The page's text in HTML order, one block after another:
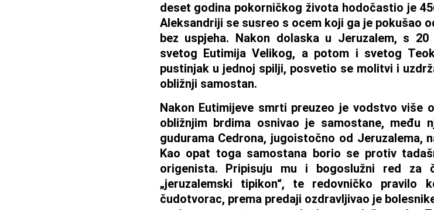
deset godina pokorničkog života hodočastio je
Aleksandriji se susreo s ocem koji ga je pokušao
bez uspjeha. Nakon dolaska u Jeruzalem, s
svetog Eutimija Velikog, a potom i svetog
pustinjak u jednoj spilji, posvetio se molitvi i
obližnji samostan.
Nakon Eutimijeve smrti preuzeo je vodstvo više
obližnjim brdima osnivao je samostane, među
gudurama Cedrona, jugoistočno od Jeruzalema,
Kao opat toga samostana borio se protiv
origenista. Pripisuju mu i bogoslužni red za
„jeruzalemski tipikon“, te redovničko pravilo
čudotvorac, prema predaji ozdravljivao je